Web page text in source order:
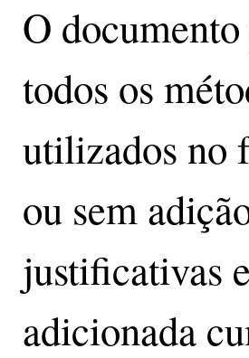
O
todos os
utilizados no
ou sem
justificativas
adicionada